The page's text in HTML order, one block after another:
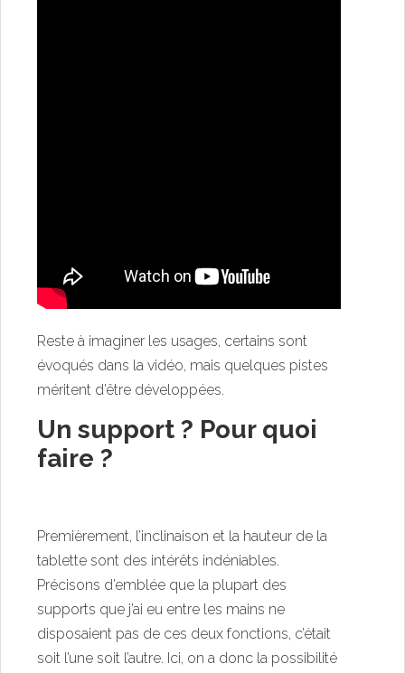
Reste à imaginer les usages, certains sont
évoqués dans la vidéo, mais quelques pistes
méritent d’être développées.
Un support ? Pour quoi
faire ?
Premièrement, l’inclinaison et la hauteur de la
tablette sont des intérêts indéniables.
Précisons d’emblée que la plupart des
supports que j’ai eu entre les mains ne
disposaient pas de ces deux fonctions, c’était
soit l’une soit l’autre. Ici, on a donc la possibilité